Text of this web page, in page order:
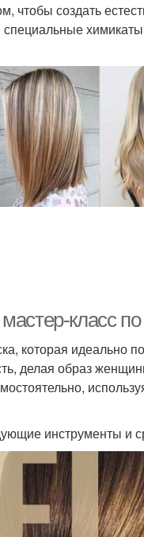
чтобы создать
класс
которая идеально
делая образ
инструменты и